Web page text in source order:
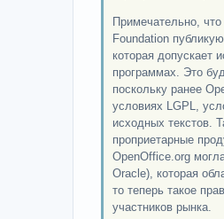
Примечательно,
Foundation
которая допускает
программах. Это
поскольку ранее
условиях LGPL,
исходных текстов.
проприетарные
OpenOffice.org
Oracle), которая
то теперь такое
участников рынка.